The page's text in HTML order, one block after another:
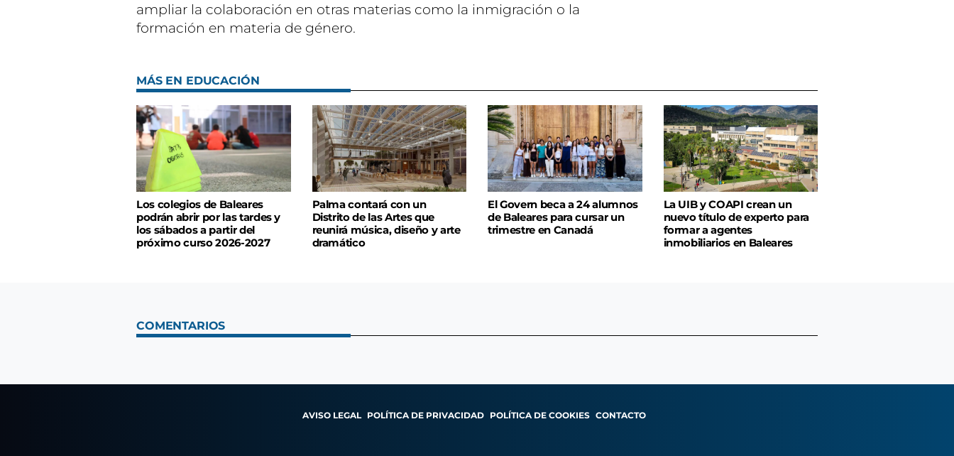
ampliar la colaboración en otras materias como la inmigración o la
formación en materia de género.
MÁS EN EDUCACIÓN
Los colegios de Baleares
podrán abrir por las tardes y
los sábados a partir del
próximo curso 2026-2027
Palma contará con un
Distrito de las Artes que
reunirá música, diseño y arte
dramático
El Govern beca a 24 alumnos
de Baleares para cursar un
trimestre en Canadá
La UIB y COAPI crean un
nuevo título de experto para
formar a agentes
inmobiliarios en Baleares
COMENTARIOS
AVISO LEGAL POLÍTICA DE PRIVACIDAD POLÍTICA DE COOKIES CONTACTO